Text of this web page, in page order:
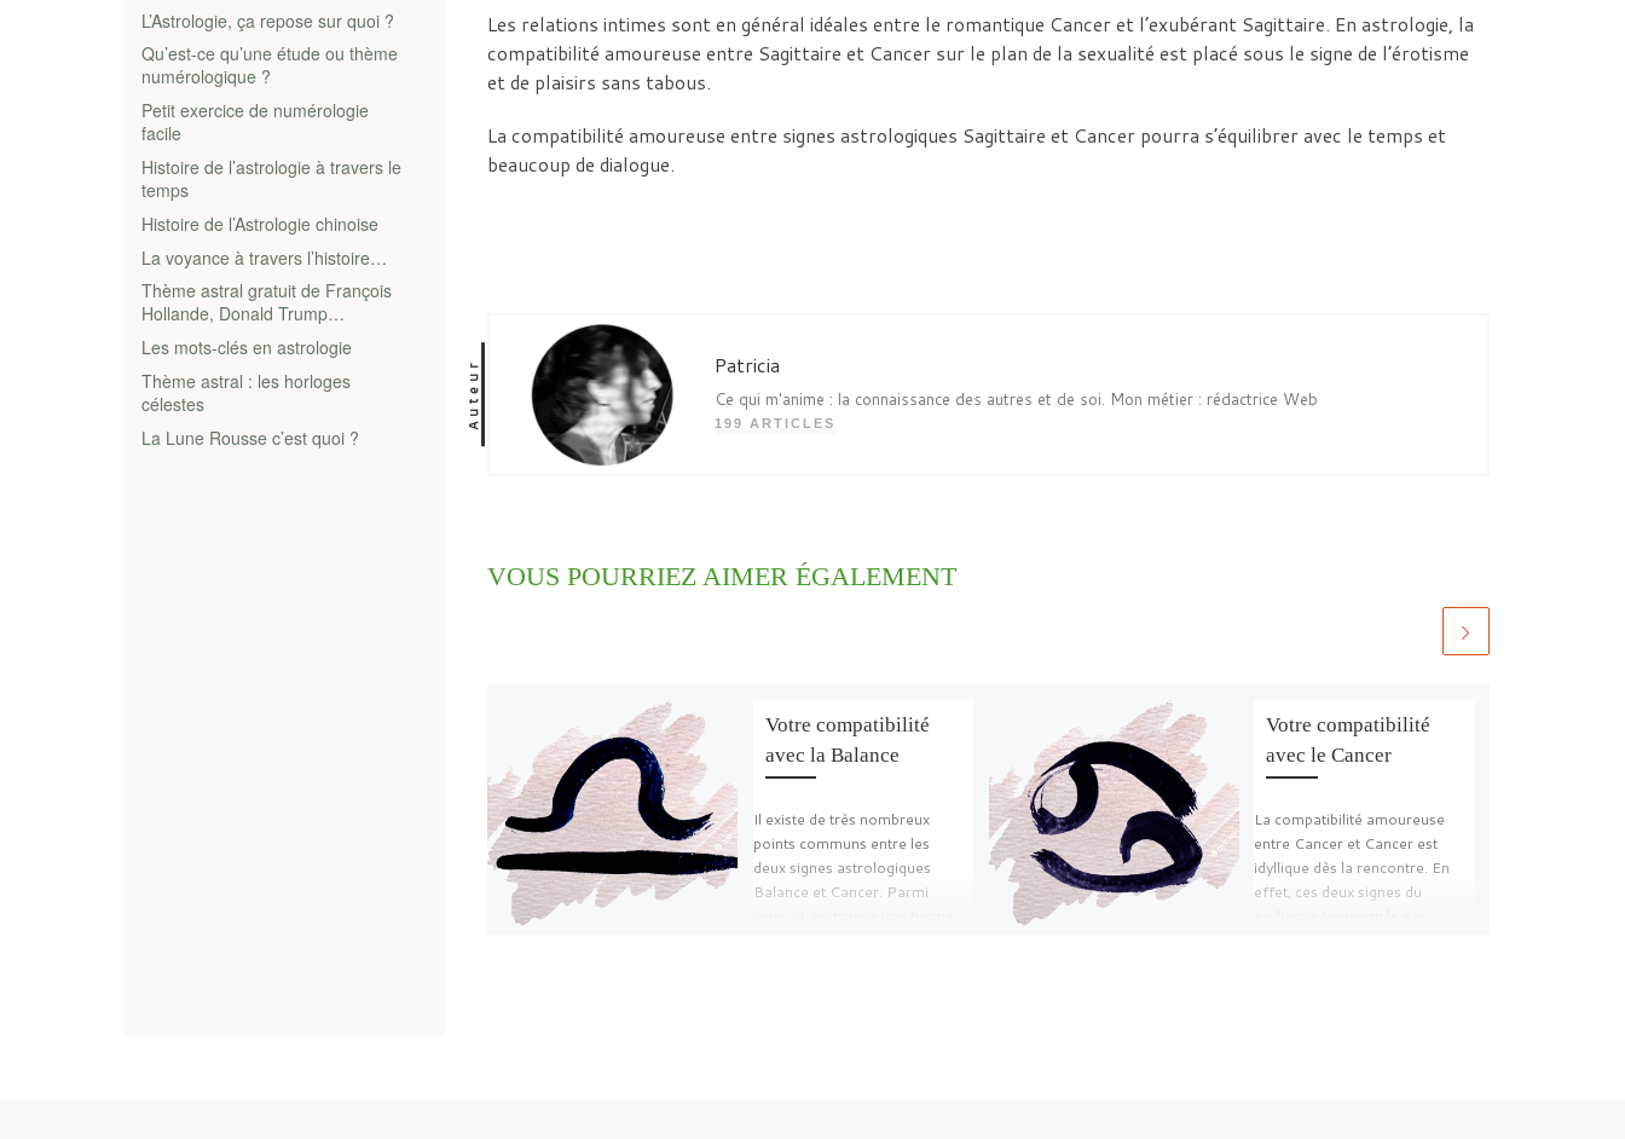
Les relations intimes sont en général idéales entre le romantique Cancer et l’exubérant Sagittaire. En astrologie, la
compatibilité amoureuse entre Sagittaire et Cancer sur le plan de la sexualité est placé sous le signe de l’érotisme
et de plaisirs sans tabous.
La compatibilité amoureuse entre signes astrologiques Sagittaire et Cancer pourra s’équilibrer avec le temps et
beaucoup de dialogue.
Auteur Patricia
Ce qui m'anime : la connaissance des autres et de soi. Mon métier : rédactrice Web
199 ARTICLES
VOUS POURRIEZ AIMER ÉGALEMENT
Votre compatibilité
avec la Balance
Il existe de très nombreux
points communs entre les
deux signes astrologiques
Balance et Cancer. Parmi
Votre compatibilité
avec le Cancer
La compatibilité amoureuse
entre Cancer et Cancer est
idyllique dès la rencontre. En
effet, ces deux signes du
L’Astrologie, ça repose sur quoi ?
Qu’est-ce qu’une étude ou thème
numérologique ?
Petit exercice de numérologie
facile
Histoire de l’astrologie à travers le
temps
Histoire de l’Astrologie chinoise
La voyance à travers l’histoire…
Thème astral gratuit de François
Hollande, Donald Trump…
Les mots-clés en astrologie
Thème astral : les horloges
célestes
La Lune Rousse c’est quoi ?